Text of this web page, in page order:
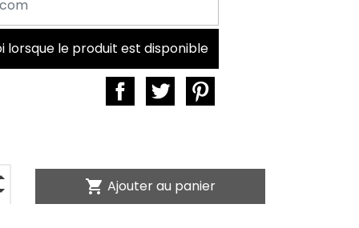
lorsque le produit est disponible
shopping_cart Ajouter au panier